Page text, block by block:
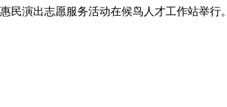
民演出志愿服务活动在候鸟人才工作站举行。